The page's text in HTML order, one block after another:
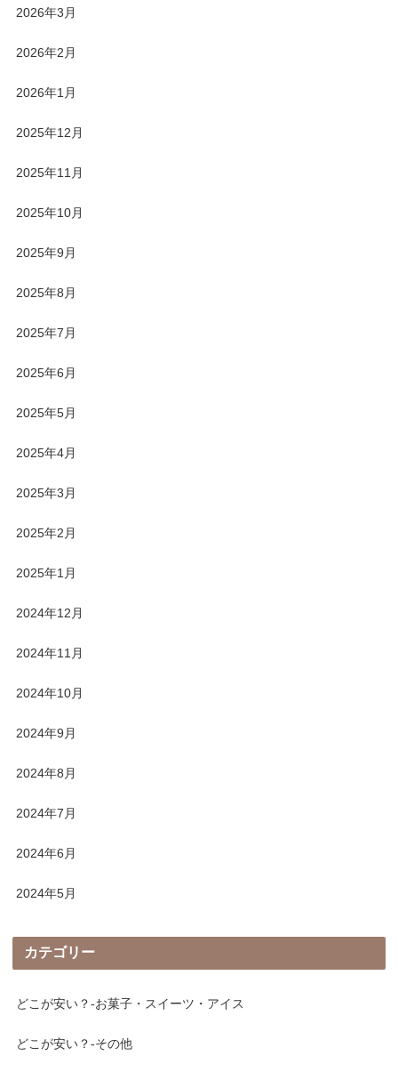
2026年3月
2026年2月
2026年1月
2025年12月
2025年11月
2025年10月
2025年9月
2025年8月
2025年7月
2025年6月
2025年5月
2025年4月
2025年3月
2025年2月
2025年1月
2024年12月
2024年11月
2024年10月
2024年9月
2024年8月
2024年7月
2024年6月
2024年5月
カテゴリー
どこが安い？-お菓子・スイーツ・アイス
どこが安い？-その他